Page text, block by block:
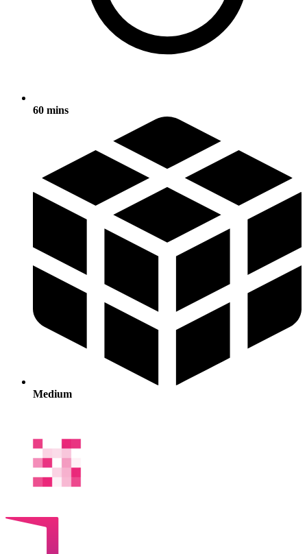
60 mins
Medium